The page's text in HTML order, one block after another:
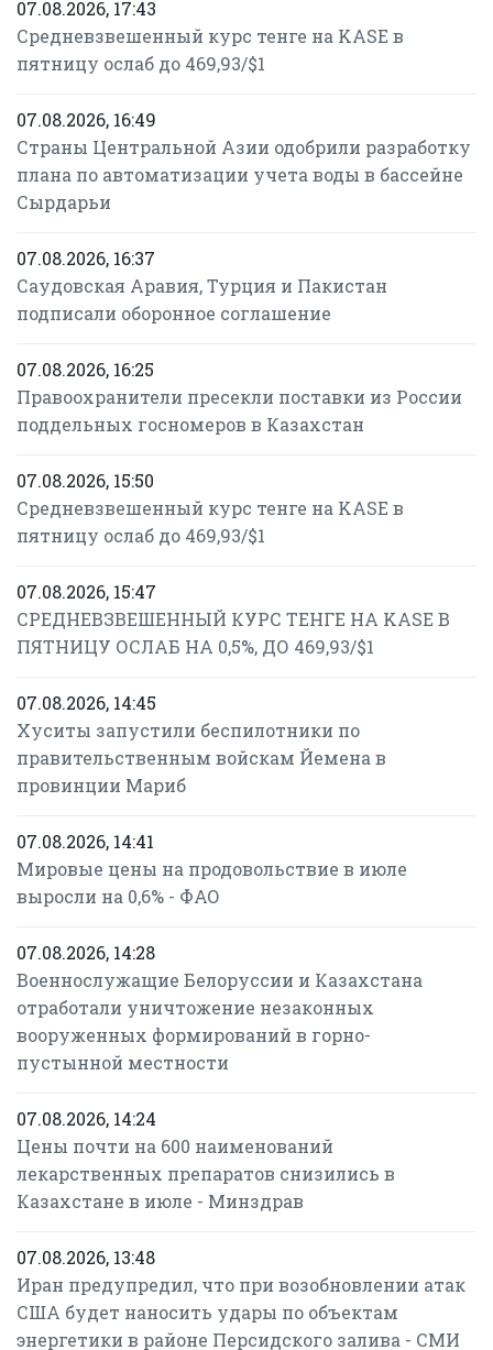
07.08.2026, 17:43
Средневзвешенный курс тенге на KASE в
пятницу ослаб до 469,93/$1
07.08.2026, 16:49
Страны Центральной Азии одобрили разработку
плана по автоматизации учета воды в бассейне
Сырдарьи
07.08.2026, 16:37
Саудовская Аравия, Турция и Пакистан
подписали оборонное соглашение
07.08.2026, 16:25
Правоохранители пресекли поставки из России
поддельных госномеров в Казахстан
07.08.2026, 15:50
Средневзвешенный курс тенге на KASE в
пятницу ослаб до 469,93/$1
07.08.2026, 15:47
СРЕДНЕВЗВЕШЕННЫЙ КУРС ТЕНГЕ НА KASE В
ПЯТНИЦУ ОСЛАБ НА 0,5%, ДО 469,93/$1
07.08.2026, 14:45
Хуситы запустили беспилотники по
правительственным войскам Йемена в
провинции Мариб
07.08.2026, 14:41
Мировые цены на продовольствие в июле
выросли на 0,6% - ФАО
07.08.2026, 14:28
Военнослужащие Белоруссии и Казахстана
отработали уничтожение незаконных
вооруженных формирований в горно-
пустынной местности
07.08.2026, 14:24
Цены почти на 600 наименований
лекарственных препаратов снизились в
Казахстане в июле - Минздрав
07.08.2026, 13:48
Иран предупредил, что при возобновлении атак
США будет наносить удары по объектам
энергетики в районе Персидского залива - СМИ